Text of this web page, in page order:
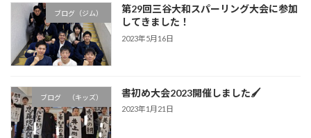
ブログ（ジム）
第29回三谷大和スパーリング大会に参加
してきました！
2023年5月16日
ブログ （キッズ） 書初め大会2023開催しました🖌
2023年1月21日